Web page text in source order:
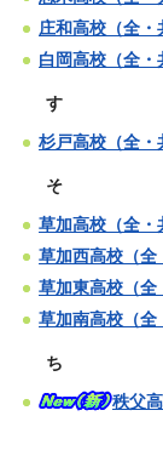
庄和高校（全・
白岡高校（全・
す
杉戸高校（全・
そ
草加高校（全・
草加西高校（全
草加東高校（全
草加南高校（全
ち
秩父